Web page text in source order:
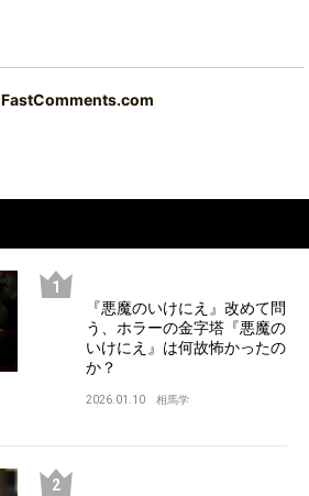
FastComments.com
『悪魔のいけにえ』改めて問
う、ホラーの金字塔『悪魔の
いけにえ』は何故怖かったの
か？
2026.01.10 相馬学